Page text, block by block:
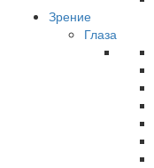
Зрение
Глаза